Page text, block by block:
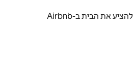
להציע את הבית ב-Airbnb